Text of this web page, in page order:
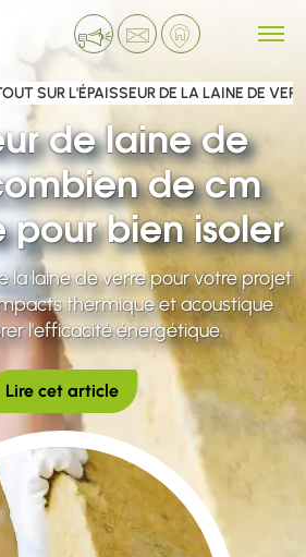
SUR L'ÉPAISSEUR DE LA LAINE DE
de laine de
de cm
pour bien isoler
la laine de verre pour votre projet
thermique et acoustique
l'efficacité énergétique.
Lire cet article